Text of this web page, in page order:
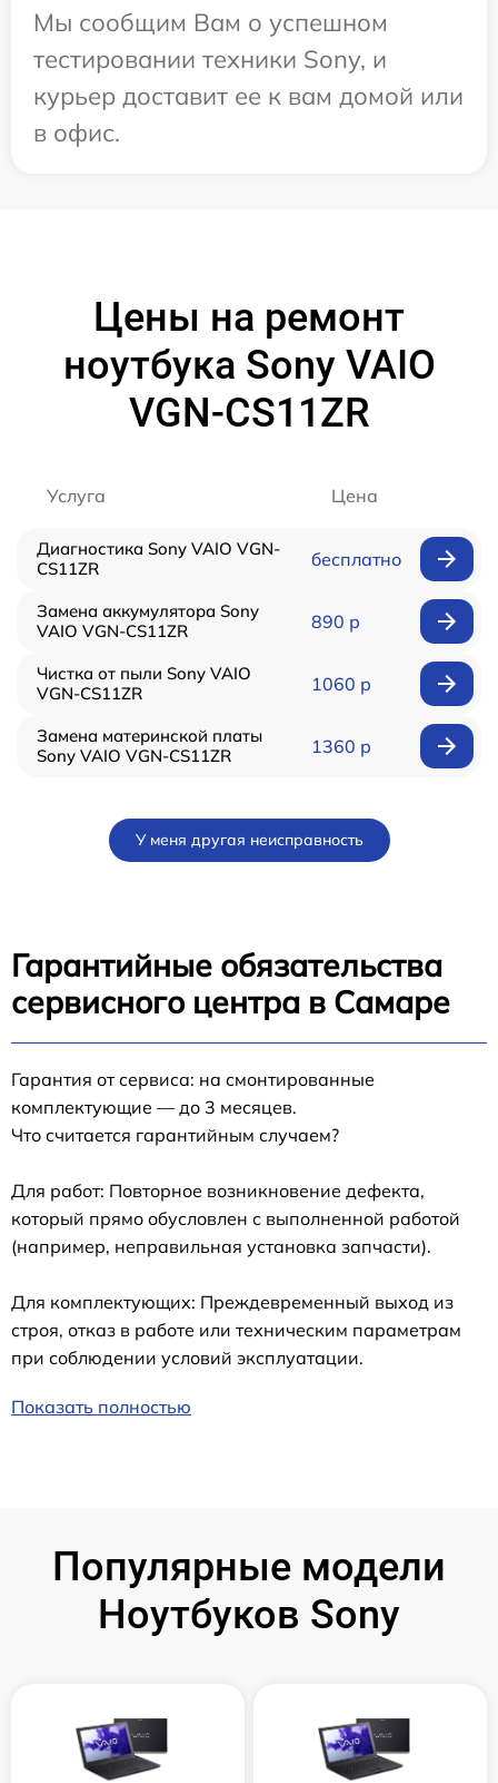
Мы сообщим Вам о успешном
тестировании техники Sony, и
курьер доставит ее к вам домой или
в офис.
Цены на ремонт
ноутбука Sony VAIO
VGN-CS11ZR
Услуга Цена
Диагностика Sony VAIO VGN-
CS11ZR
бесплатно
Замена аккумулятора Sony
VAIO VGN-CS11ZR
890 р
Чистка от пыли Sony VAIO
VGN-CS11ZR
1060 р
Замена материнской платы
Sony VAIO VGN-CS11ZR
1360 р
У меня другая неисправность
Гарантийные обязательства
сервисного центра в Самаре
Гарантия от сервиса: на смонтированные
комплектующие — до 3 месяцев.
Что считается гарантийным случаем?
Для работ: Повторное возникновение дефекта,
который прямо обусловлен с выполненной работой
(например, неправильная установка запчасти).
Для комплектующих: Преждевременный выход из
строя, отказ в работе или техническим параметрам
при соблюдении условий эксплуатации.
Показать полностью
Популярные модели
Ноутбуков Sony